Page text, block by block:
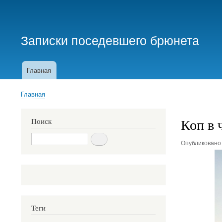
записи
Записки поседевшего брюнета
Основная
Главная
Строка
Главная
Коп в
Опубликовано
Поиск
Поиск
Теги